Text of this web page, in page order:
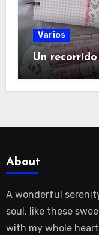
Varios
Un
About
A wonderful
soul, like these
with my whole